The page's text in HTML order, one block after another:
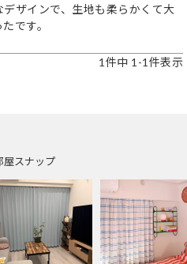
ザインで、生地も柔らかくて大
です。
1 件中 1 -1 件表示
屋スナップ